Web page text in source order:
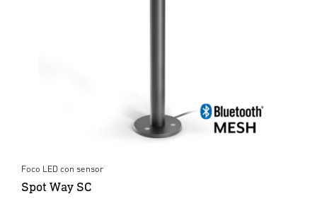
Foco LED con sensor
Spot Way SC